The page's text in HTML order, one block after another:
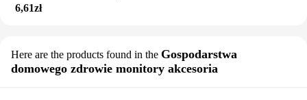
6,61zł
Here are the products found in the Gospodarstwa
domowego zdrowie monitory akcesoria